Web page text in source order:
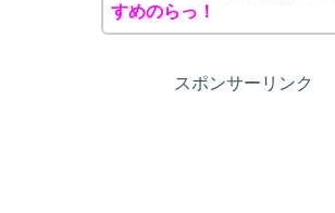
すめのらっ！
スポンサーリンク